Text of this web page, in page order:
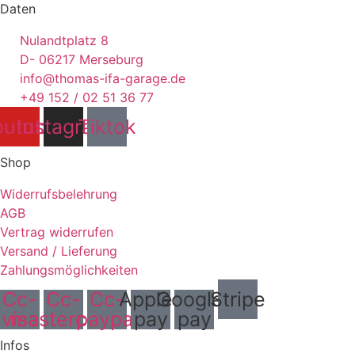
Daten
Nulandtplatz 8
D- 06217 Merseburg
info@thomas-ifa-garage.de
+49 152 / 02 51 36 77
Instagram
Tiktok
Shop
Widerrufsbelehrung
AGB
Vertrag widerrufen
Versand / Lieferung
Zahlungsmöglichkeiten
Cc-
visa
Cc-
mastercard
Cc-
paypal
Apple-
pay
Google-
pay
Stripe
Infos